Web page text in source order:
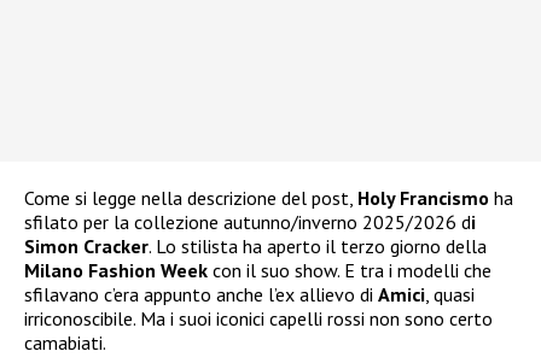
Come si legge nella descrizione del post, Holy Francismo ha
sfilato per la collezione autunno/inverno 2025/2026 di
Simon Cracker. Lo stilista ha aperto il terzo giorno della
Milano Fashion Week con il suo show. E tra i modelli che
sfilavano c’era appunto anche l’ex allievo di Amici, quasi
irriconoscibile. Ma i suoi iconici capelli rossi non sono certo
camabiati.